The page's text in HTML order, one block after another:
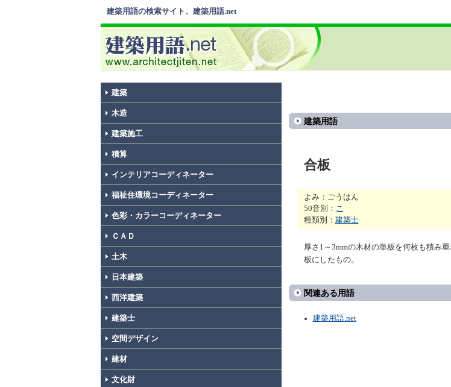
建築用語の検索サイト、建築用語.net
建築
木造
建築施工
積算
インテリアコーディネーター
福祉住環境コーディネーター
色彩・カラーコーディネーター
ＣＡＤ
土木
日本建築
西洋建築
建築士
空間デザイン
建材
文化財
建築用語
合板
よみ：ごうはん
50音別： こ
種類別： 建築士
厚さ1～3mmの木材の単板を何枚も積み
板にしたもの。
関連ある用語
建築用語.net